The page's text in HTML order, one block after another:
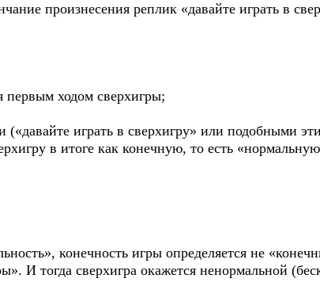
произнесения реплик «давайте играть в
первым ходом сверхигры;
играть в сверхигру» или подобными
в итоге как конечную, то есть
конечность игры определяется не
И тогда сверхигра окажется ненормальной